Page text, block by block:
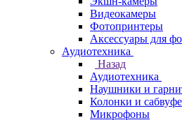
Видеокамеры
Фотопринтеры
Аксессуары для
Аудиотехника
Назад
Аудиотехника
Наушники и
Колонки и
Микрофоны